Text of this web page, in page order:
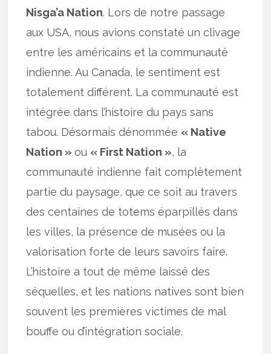
Nisga’a Nation. Lors de notre passage
aux USA, nous avions constaté un clivage
entre les américains et la communauté
indienne. Au Canada, le sentiment est
totalement différent. La communauté est
intégrée dans l’histoire du pays sans
tabou. Désormais dénommée « Native
Nation »ou « First Nation », la
communauté indienne fait complètement
partie du paysage, que ce soit au travers
des centaines de totems éparpillés dans
les villes, la présence de musées ou la
valorisation forte de leurs savoirs faire.
L’histoire a tout de même laissé des
séquelles, et les nations natives sont bien
souvent les premières victimes de mal
bouffe ou d’intégration sociale.